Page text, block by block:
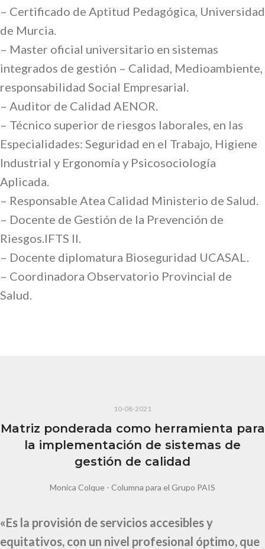
– Certificado de Aptitud Pedagógica, Universidad
de Murcia.
– Master oficial universitario en sistemas
integrados de gestión – Calidad, Medioambiente,
responsabilidad Social Empresarial.
– Auditor de Calidad AENOR.
– Técnico superior de riesgos laborales, en las
Especialidades: Seguridad en el Trabajo, Higiene
Industrial y Ergonomía y Psicosociología
Aplicada.
– Responsable Atea Calidad Ministerio de Salud.
– Docente de Gestión de la Prevención de
Riesgos.IFTS II.
– Docente diplomatura Bioseguridad UCASAL.
– Coordinadora Observatorio Provincial de
Salud.
10-08-2021
Matriz ponderada como herramienta para
la implementación de sistemas de
gestión de calidad
Monica Colque - Columna para el Grupo PAIS
«Es la provisión de servicios accesibles y
equitativos, con un nivel profesional óptimo, que